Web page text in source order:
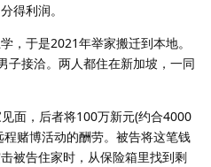
得利润。
，于是2021年举家搬迁到本地。
子接洽。两人都住在新加坡，一同
面，后者将100万新元(约合4000
赌博活动的酬劳。被告将这笔钱
被告住家时，从保险箱里找到剩